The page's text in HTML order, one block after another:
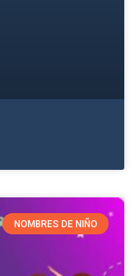
NOMBRES DE NIÑO